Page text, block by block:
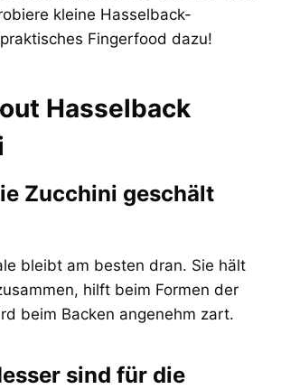
kleine Hasselback-
Fingerfood dazu!
Hasselback
Zucchini geschält
bleibt am besten dran. Sie hält
hilft beim Formen der
beim Backen angenehm zart.
sind für die